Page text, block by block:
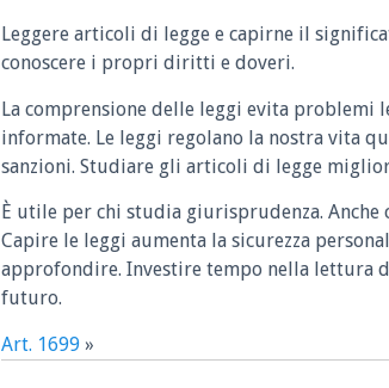
Leggere articoli di legge e capirne il
conoscere i propri diritti e doveri.
La comprensione delle leggi evita problemi
informate. Le leggi regolano la nostra vita
sanzioni. Studiare gli articoli di legge
È utile per chi studia giurisprudenza.
Capire le leggi aumenta la sicurezza
approfondire. Investire tempo nella lettura
futuro.
Art. 1699 »